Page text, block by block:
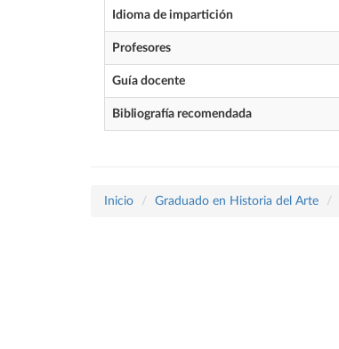
Idioma de impartición
Profesores
Guía docente
Bibliografía recomendada
Inicio Graduado en Historia del Arte